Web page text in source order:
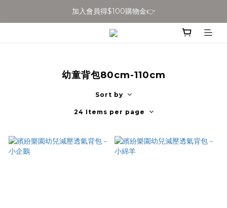
全館滿$699免運
加入會員得$100購物金👉
全館滿$699免運
幼童背包80cm-110cm
Sort by
24 Items per page